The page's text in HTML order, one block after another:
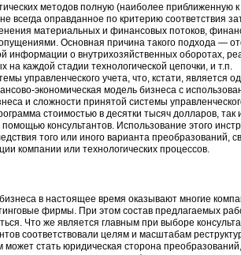
методов полную (наиболее приближенную
всегда оправданное по критерию соответствия
материальных и финансовых потоков,
Основная причина такого подхода —
информации о внутрихозяйственных оборотах,
на каждой стадии технологической цепочки, и т.п.
управленческого учета, что, кстати, является
экономическая модель бизнеса с
и сложности принятой системы
стоимостью в десятки тысяч долларов,
консультантов. Использование этого
того или иного варианта преобразований,
компании или технологических процессов.
в настоящее время оказывают многие
фирмы. При этом состав предлагаемых
Что же является главным при выборе
соответствовали целям и масштабам
может стать юридическая сторона